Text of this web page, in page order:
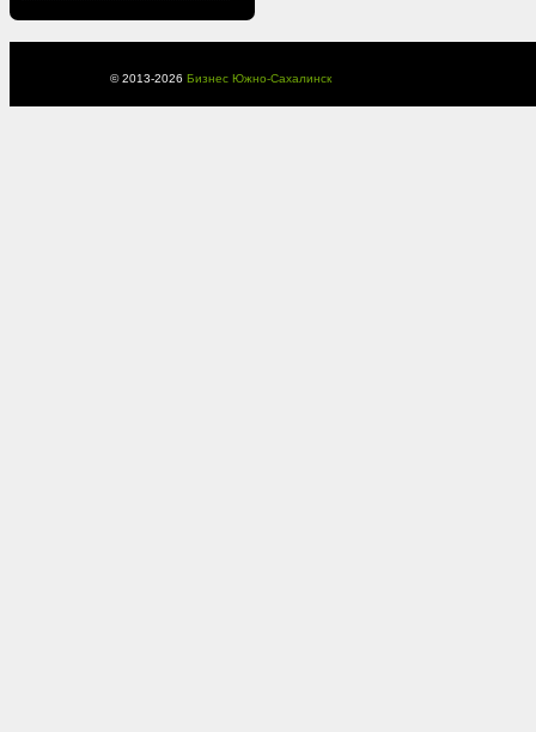
© 2013-2026 Бизнес Южно-Сахалинск